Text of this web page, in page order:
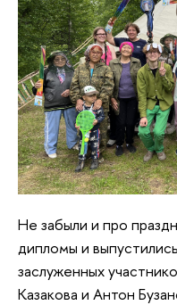
Не забыли и про
дипломы и
заслуженных
Казакова и Антон